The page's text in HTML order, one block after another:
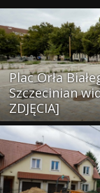
Plac Orła
Szczecinian
ZDJĘCIA]